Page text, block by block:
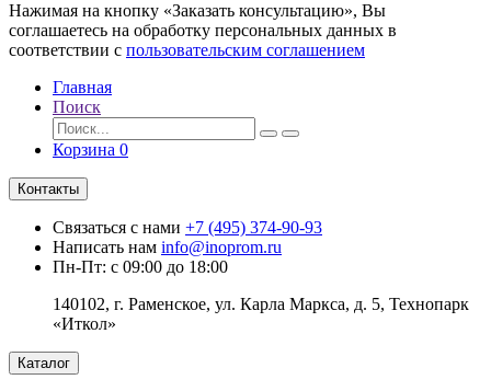
Нажимая на кнопку «Заказать консультацию», Вы
соглашаетесь на обработку персональных данных в
соответствии с пользовательским соглашением
Главная
Поиск
Корзина 0
Контакты
Связаться с нами +7 (495) 374-90-93
Написать нам info@inoprom.ru
Пн-Пт: с 09:00 до 18:00
140102, г. Раменское, ул. Карла Маркса, д. 5, Технопарк
«Иткол»
Каталог